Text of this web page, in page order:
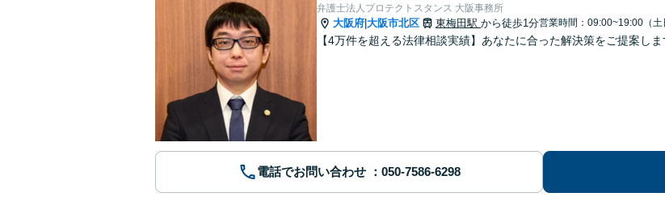
弁護士法人プロテクトスタンス 大阪事務所
大阪府 大阪市北区 東梅田駅 から徒歩1分営業時間：09:00~19:00（土
【4万件を超える法律相談実績】あなたに合った解決策をご提案し
電話でお問い合わせ